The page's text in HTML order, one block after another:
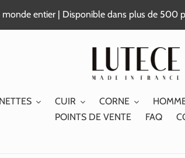
monde entier | Disponible dans plus de 500
CUIR CORNE
POINTS DE VENTE
FAQ